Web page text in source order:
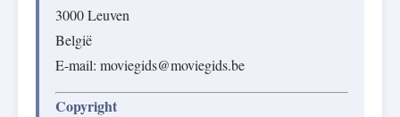
3000 Leuven
België
E-mail: moviegids@moviegids.be
Copyright